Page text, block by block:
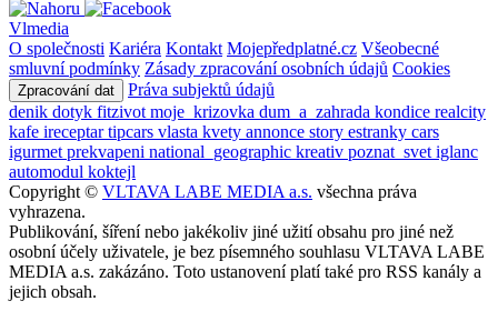
Vlmedia
O společnosti Kariéra Kontakt Mojepředplatné.cz Všeobecné
smluvní podmínky Zásady zpracování osobních údajů Cookies
Zpracování dat
Práva subjektů údajů
denik dotyk fitzivot moje_krizovka dum_a_zahrada kondice realcity
kafe ireceptartipcars vlasta kvety annonce story estranky cars
igurmet prekvapeni national_geographic kreativ poznat_svet iglanc
automodul koktejl
Copyright © VLTAVA LABE MEDIA a.s. všechna práva
vyhrazena.
Publikování, šíření nebo jakékoliv jiné užití obsahu pro jiné než
osobní účely uživatele, je bez písemného souhlasu VLTAVA LABE
MEDIA a.s. zakázáno. Toto ustanovení platí také pro RSS kanály a
jejich obsah.